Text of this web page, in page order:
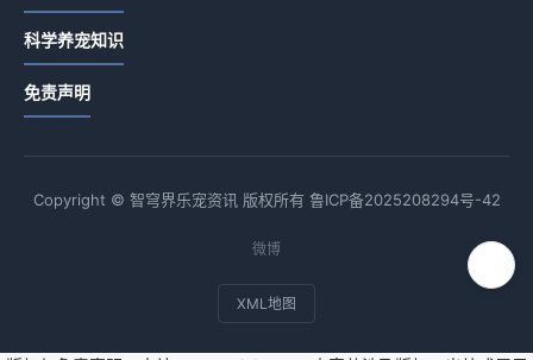
科学养宠知识
免责声明
Copyright © 智穹界乐宠资讯 版权所有 鲁ICP备2025208294号-42
微博
XML地图